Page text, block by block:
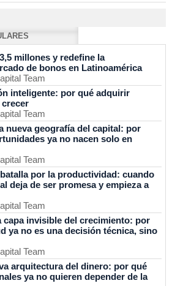
millones y redefine la
de bonos en Latinoamérica
Team
inteligente: por qué adquirir
crecer
Team
nueva geografía del capital: por
ya no nacen solo en
Team
por la productividad: cuando
deja de ser promesa y empieza a
Team
capa invisible del crecimiento: por
ya no es una decisión técnica, sino
Team
arquitectura del dinero: por qué
ya no quieren depender de la